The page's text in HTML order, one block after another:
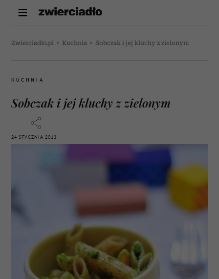
Zwierciadlo.pl > Kuchnia > Sobczak i jej kluchy z zielonym
KUCHNIA
Sobczak i jej kluchy z zielonym
24 STYCZNIA 2013